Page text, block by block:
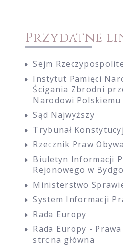
Przydatne
Sejm
Instytut Pamięci
Ścigania Zbrodni
Narodowi Polskiemu
Sąd Najwyższy
Trybunał
Rzecznik Praw
Biuletyn Informacji
Rejonowego w
Ministerstwo
System Informacji
Rada Europy
Rada Europy - Prawa
strona główna